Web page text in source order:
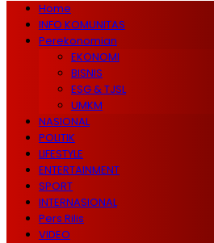
Home
INFO KOMUNITAS
Perekonomian
EKONOMI
BISNIS
ESG & TJSL
UMKM
NASIONAL
POLITIK
LIFESTYLE
ENTERTAINMENT
SPORT
INTERNASIONAL
Pers Rilis
VIDEO